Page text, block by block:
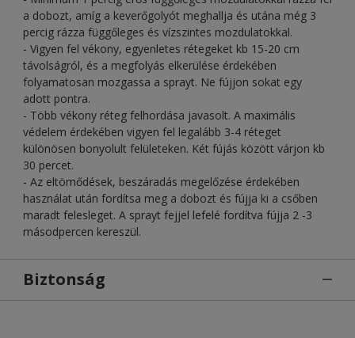
a dobozt, amíg a keverőgolyót meghallja és utána még 3
percig rázza függőleges és vízszintes mozdulatokkal.
- Vigyen fel vékony, egyenletes rétegeket kb 15-20 cm
távolságról, és a megfolyás elkerülése érdekében
folyamatosan mozgassa a sprayt. Ne fújjon sokat egy
adott pontra.
- Több vékony réteg felhordása javasolt. A maximális
védelem érdekében vigyen fel legalább 3-4 réteget
különösen bonyolult felületeken. Két fújás között várjon kb
30 percet.
- Az eltömődések, beszáradás megelőzése érdekében
használat után fordítsa meg a dobozt és fújja ki a csőben
maradt felesleget. A sprayt fejjel lefelé fordítva fújja 2 -3
másodpercen kereszül.
Biztonság